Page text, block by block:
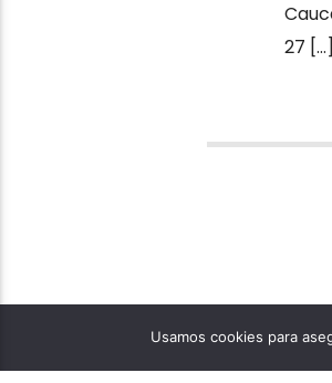
27 […]
Usamos cookies para